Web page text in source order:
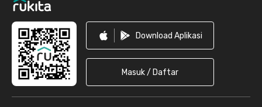
Download Aplikasi
Masuk / Daftar